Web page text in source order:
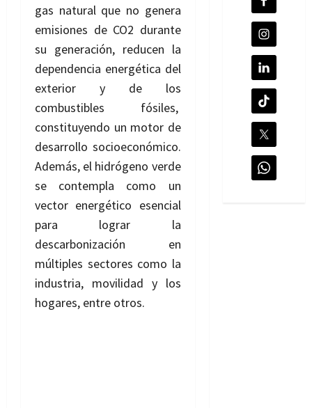
gas natural que no genera
emisiones de CO2 durante
su generación, reducen la
dependencia energética del
exterior y de los
combustibles fósiles,
constituyendo un motor de
desarrollo socioeconómico.
Además, el hidrógeno verde
se contempla como un
vector energético esencial
para lograr la
descarbonización en
múltiples sectores como la
industria, movilidad y los
hogares, entre otros.